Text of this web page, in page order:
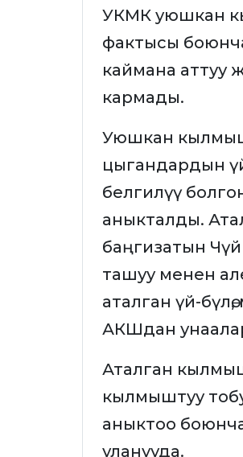
УКМК уюшкан
фактысы
каймана аттуу
кармады.
Уюшкан
цыгандардын
белгилүү
аныкталды.
баңгизатын
ташуу менен
аталган үй-
АКШдан
Аталган
кылмыштуу
аныктоо
уланууда.